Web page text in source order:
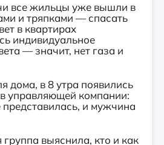
все жильцы уже вышли в
и тряпками — спасать
в квартирах
индивидуальное
— значит, нет газа и
дома, в 8 утра появились
управляющей компании:
представилась, и мужчина
выяснила, кто и как